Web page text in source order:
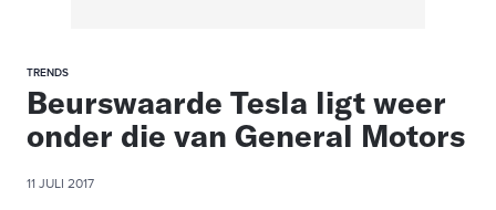
TRENDS
Beurswaarde Tesla ligt weer
onder die van General Motors
11 JULI 2017